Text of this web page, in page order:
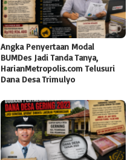
Angka Penyertaan Modal
BUMDes Jadi Tanda Tanya,
HarianMetropolis.com Telusuri
Dana Desa Trimulyo